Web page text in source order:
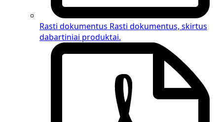
Rasti dokumentus Rasti dokumentus, skirtus
dabartiniai produktai.